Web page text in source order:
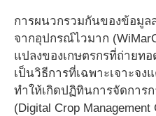
การผนวกรวมกันของข้อมู
จากอุปกรณ์ไวมาก
แปลงของเกษตรกรที่ถ่ายท
เป็นวิธีการที่เฉพาะเจาะจ
ทำให้เกิดปฏิทินการจัดการ
(Digital Crop